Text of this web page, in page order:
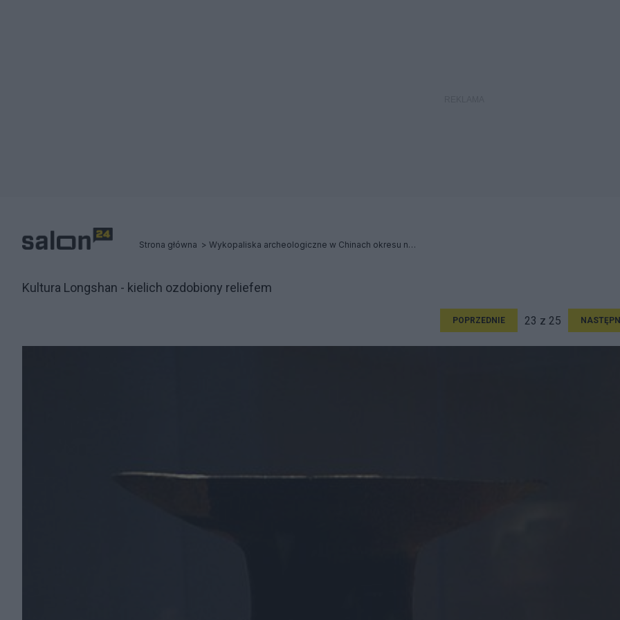
Strona główna Wykopaliska archeologiczne w Chinach okresu neolitu cz.2
Kultura Longshan - kielich ozdobiony reliefem
POPRZEDNIE 23 z 25